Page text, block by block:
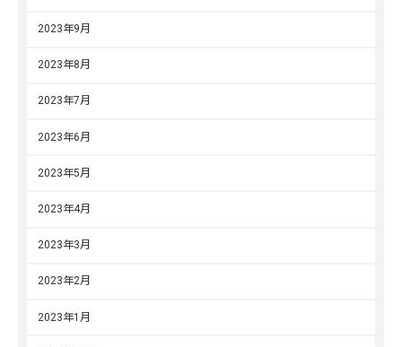
2023年9月
2023年8月
2023年7月
2023年6月
2023年5月
2023年4月
2023年3月
2023年2月
2023年1月